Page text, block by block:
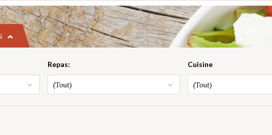
Repas:
(Tout)
Cuisine
(Tout)